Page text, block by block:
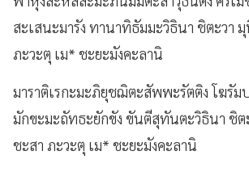
สะเสนะมารัง ทานาทิธัมมะวิธินา ชิตะวา
ภะวะตุ เม* ชะยะมังคะลานิ
มาราติเรกะมะภิยุชฌิตะสัพพะรัตติง โฆรัม
มักขะมะถัทธะยักขัง ขันตีสุทันตะวิธินา ชิ
ชะสา ภะวะตุ เม* ชะยะมังคะลานิ